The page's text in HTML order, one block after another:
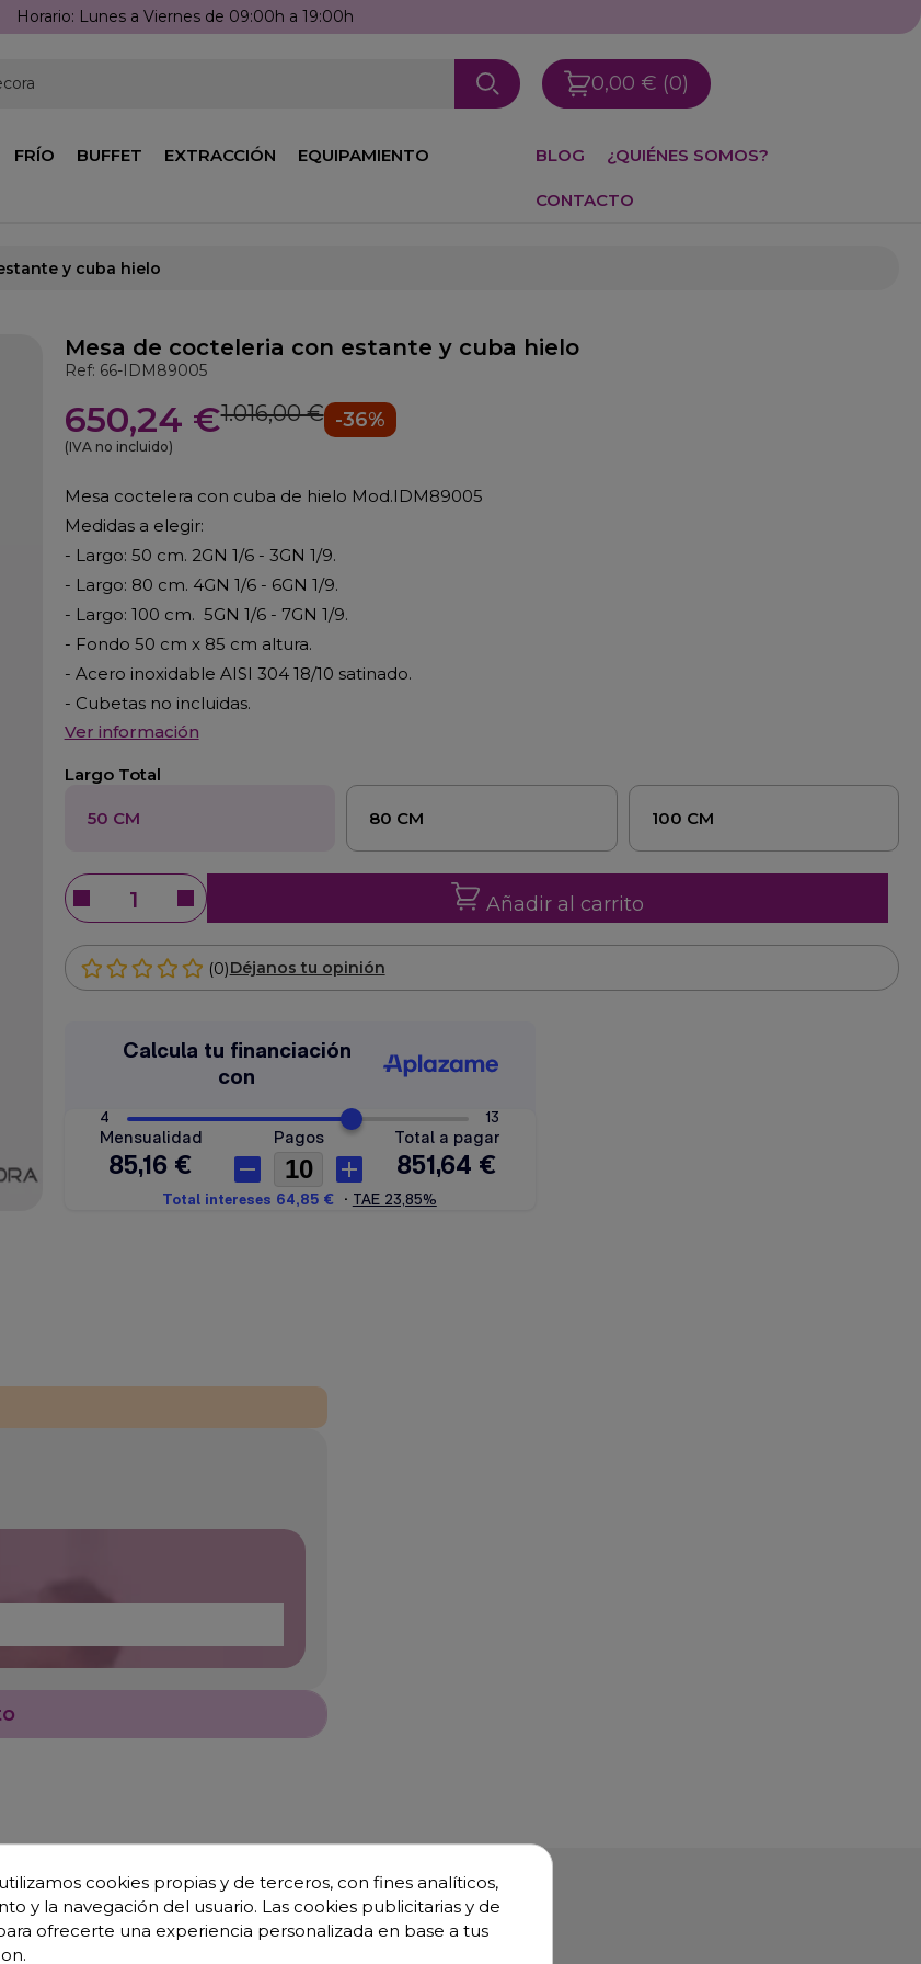
Horario: Lunes a Viernes de 09:00h a 19:00h
0,00 € (0)
FRÍO BUFFET EXTRACCIÓN EQUIPAMIENTO BLOG ¿QUIÉNES SOMOS?
CONTACTO
y cuba hielo
Mesa de cocteleria con estante y cuba hielo
Ref: 66-IDM89005
650,24 €1.016,00 € -36%
(IVA no incluido)
Mesa coctelera con cuba de hielo Mod.IDM89005
Medidas a elegir:
- Largo: 50 cm. 2GN 1/6 - 3GN 1/9.
- Largo: 80 cm. 4GN 1/6 - 6GN 1/9.
- Largo: 100 cm. 5GN 1/6 - 7GN 1/9.
- Fondo 50 cm x 85 cm altura.
- Acero inoxidable AISI 304 18/10 satinado.
- Cubetas no incluidas.
Ver información
Largo Total
50 CM 80 CM 100 CM
Añadir al carrito
(0)Déjanos tu opinión
cookies propias y de terceros, con fines analíticos,
y la navegación del usuario. Las cookies publicitarias y de
ofrecerte una experiencia personalizada en base a tus